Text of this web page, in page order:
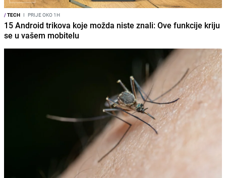
/TECH I PRIJE OKO 1H
15 Android trikova koje možda niste znali: Ove funkcije kriju
se u vašem mobitelu